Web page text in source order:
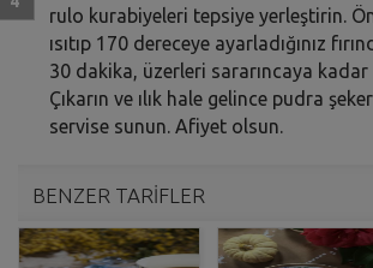
rulo kurabiyeleri tepsiye yerleştirin.
ısıtıp 170 dereceye ayarladığınız
30 dakika, üzerleri sararıncaya kadar
Çıkarın ve ılık hale gelince pudra
servise sunun. Afiyet olsun.
BENZER TARİFLER